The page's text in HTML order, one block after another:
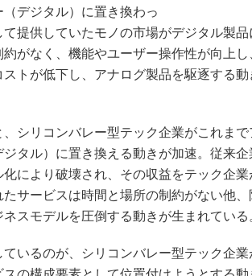
デジタル）に置き換わっ
提供していたモノの市場がデジタル製
がなく、機能やユーザー操作性が向上
トが低下し、アナログ製品を駆逐する動
シリコンバレー型テック企業がこれまで
タル）に置き換える動きが加速。従来企
により破壊され、その収益をテック企業
サービスは時間と場所の制約がない他
スモデルを圧倒する動きが生まれている
いるのが、シリコンバレー型テック企業